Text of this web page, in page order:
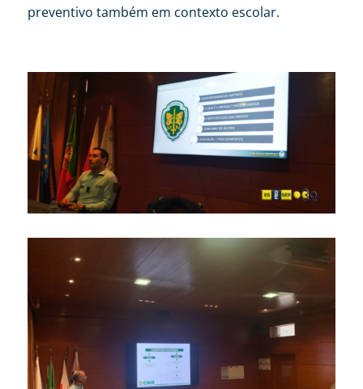
preventivo também em contexto escolar.